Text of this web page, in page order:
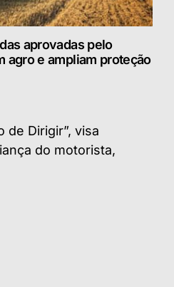
aprovadas pelo
agro e ampliam proteção